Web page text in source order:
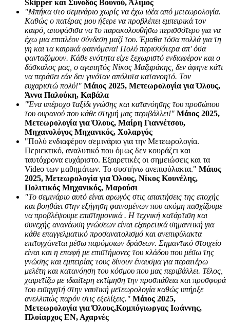
Skipper και Συνοδός Βουνού, Άλιμος
"Μπήκα στο σεμινάριο χωρίς να έχω ιδέα από μετεωρολογία.
Καθώς ο πατέρας μου ήξερε να προβλέπει εμπειρικά τον
καιρό, αποφάσισα να το παρακολουθήσω περισσότερο για να
έχω μια επιπλέον σύνδεση μαζί του. Έμαθα τόσα πολλά για τη
γη και τα καιρικά φαινόμενα! Πολύ περισσότερα απ' όσα
φανταζόμουν. Κάθε ενότητα είχε ξεχωριστό ενδιαφέρον και ο
δάσκαλος μας, ο αγαπητός Νίκος Μαζαράκης, δεν άφηνε κάτι
να περάσει εάν δεν γινόταν απόλυτα κατανοητό. Τον
ευχαριστώ πολύ!" Μάιος 2025, Μετεωρολογία για Όλους,
Άννα Παλούκη, Καβάλα
"Ένα υπέροχο ταξίδι γνώσης και κατανόησης του προσώπου
του ουρανού που κάθε στιγμή μας περιβάλλει!" Μάιος 2025,
Μετεωρολογία για Όλους, Μαίρη Γιαννέτσου,
Μηχανολόγος Μηχανικός, Χολαργός
"Πολύ ενδιαφέρον σεμινάριο για την Μετεωρολογία.
Περιεκτικό, αναλυτικό που όμως δεν κουράζει και
ταυτόχρονα ευχάριστο. Εξαιρετικές οι σημειώσεις και τα
Video των μαθημάτων. Το συστήνω ανεπιφύλακτα." Μάιος
2025, Μετεωρολογία για Όλους, Νίκος Κουνέλης,
Πολιτικός Μηχανικός, Μαρούσι
"Το σεμινάριο αυτό είναι αρωγός στις απαιτήσεις της εποχής
και βοηθάει στην εξήγηση φαινομένων που ακόμη πασχίζουμε
να προβλέψουμε επιστημονικά . Η τεχνική κατάρτιση και
συνεχής ανανέωση γνώσεων είναι εξαιρετικά σημαντική για
κάθε επαγγελματικό προσανατολισμό και ανεπιφύλακτα
επιτυγχάνεται μέσω παρόμοιων δράσεων. Σημαντικό στοιχείο
είναι και η επαφή με επιστήμονες του κλάδου που μέσω της
γνώσης και εμπειρίας τους δίνουν έναυσμα για περαιτέρω
μελέτη και κατανόηση του κόσμου που μας περιβάλλει. Τέλος,
χαιρετίζω με ιδιαίτερη εκτίμηση την προσπάθεια και προσφορά
του εισηγητή στην ναυτική μετεωρολογία καθώς υπήρξε
ανελλιπώς παρόν στις εξελίξεις." Μάιος 2025,
Μετεωρολογία για Όλους,Κομπόγιωργας Ιωάννης,
Πλοίαρχος ΕΝ, Αχαρνές